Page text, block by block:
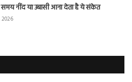
नींद या उबासी आना देता है ये संकेत
2026